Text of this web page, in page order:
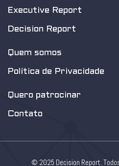
Executive Report
Decision Report
Quem somos
Política de Privacidade
Quero patrocinar
Contato
© 2025 Decision Report.